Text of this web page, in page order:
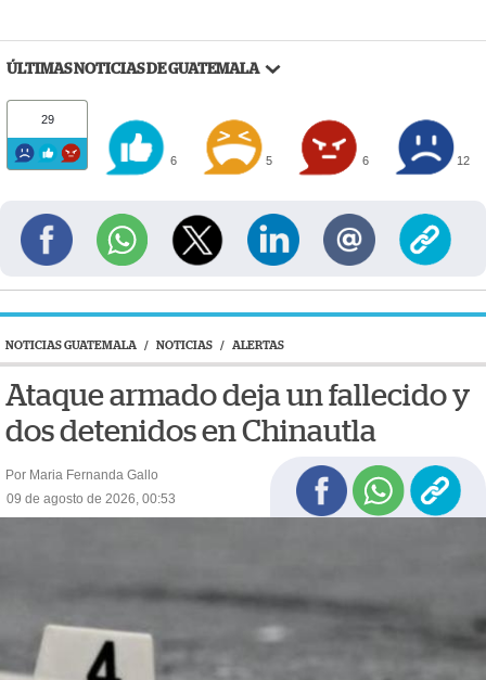
ÚLTIMAS NOTICIAS DE GUATEMALA
29
6 5 6 12
NOTICIAS GUATEMALA / NOTICIAS / ALERTAS
Ataque armado deja un fallecido y
dos detenidos en Chinautla
Por Maria Fernanda Gallo
09 de agosto de 2026, 00:53